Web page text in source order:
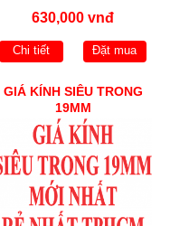
630,000 vnđ
Chi tiết Đặt mua
GIÁ KÍNH SIÊU TRONG
19MM